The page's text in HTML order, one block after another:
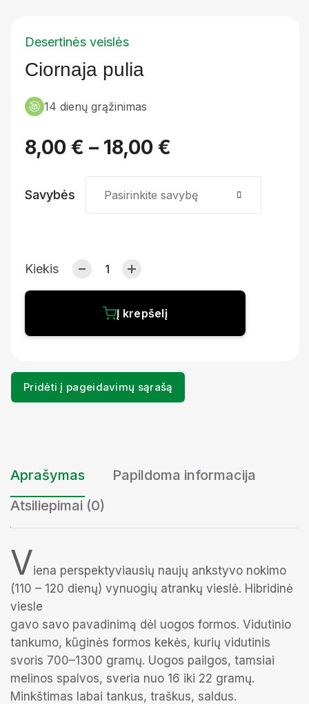
Desertinės veislės
Ciornaja pulia
14 dienų grąžinimas
8,00 € – 18,00 €
Savybės Pasirinkite savybę
Kiekis
Į krepšelį
Pridėti į pageidavimų sąrašą
Aprašymas
Papildoma informacija
Atsiliepimai (0)
Viena perspektyviausių naujų ankstyvo nokimo
(110 – 120 dienų) vynuogių atrankų vieslė. Hibridinė
viesle
gavo savo pavadinimą dėl uogos formos. Vidutinio
tankumo, kūginės formos kekės, kurių vidutinis
svoris 700–1300 gramų. Uogos pailgos, tamsiai
melinos spalvos, sveria nuo 16 iki 22 gramų.
Minkštimas labai tankus, traškus, saldus.